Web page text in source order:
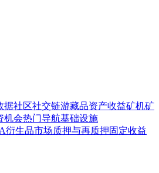
据社区社交链游藏品资产收益矿机矿
机会热门导航基础设施
衍生品市场质押与再质押固定收益